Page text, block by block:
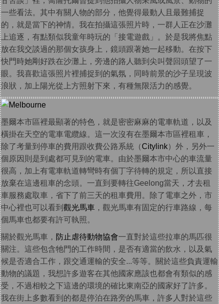
一些看法。其中有關人物的部分，他覺得最動人且最難捕捉
的，就是當下的神情。我在拍攝這張照片時，一群人正在沙灘
上追逐，有點類似我童年時玩的「接電遊戲」。於是我將焦點
放在我交談過的那個女孩身上，鏡頭跟著她一起移動。在按下
快門時她剛好跌在沙灘上，旁邊的路人聽到尖叫聲回頭望了一
眼。我喜歡這張照片裡捕捉到的氣氛，同時前景的沙子呈現波
浪狀，加上陽光從上方照射下來，有種無限活力的感覺。
墨爾本市區裡最顯著的特色，就是密密麻麻的電車軌道，以及
橫掛在天空的電車電纜線。這一次沒有在墨爾本市區裡租車，
除了考量到停車的費用跟收費公路系統（Citylink）外，另外一
個原因則是到處都可見到的電車。由於墨爾本市中心的車流量
很高，加上有電車軌道轉彎時有個丁字待轉的規定，所以直接
放棄在這邊租車的念頭。一直到要轉往Geelong當天，才去租
車服務處取車，省下了前三天的租車費用。除了電車之外，市
中心裡也可以看到 觀光馬車 ，觀光馬車有固定的行車路線，每
個馬車也都要有許可執照。
關於觀光馬車， 防止虐待動物協會一直對於這些拉車的馬匹很
關注。這些包含牠門的工作時間，是否有適當的飲水，以及氣
候是否適合工作，跟交通運輸的安全...等等。關於這些負責運輸
動物的議題，我想許多遊客在其他國家應該也都會有類似的感
受，不過相較之下這邊的環境的確比東南亞的國家好了許多。
我在街上多數看到的都是停泊在路旁的馬車，許多人對於這些